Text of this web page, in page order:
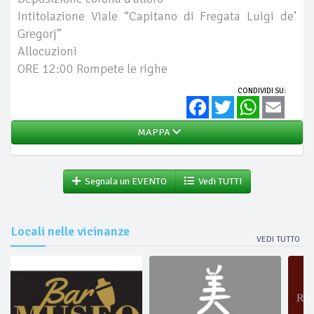
Intitolazione Viale “Capitano di Fregata Luigi de’
Gregorj”
Allocuzioni
ORE 12:00 Rompete le righe
CONDIVIDI SU:
FacebookTwitter WhatsApp
MAPPA
Segnala un EVENTO Vedi TUTTI
Locali nelle vicinanze
VEDI TUTTO